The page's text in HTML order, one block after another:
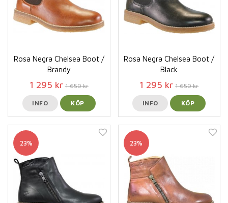
Rosa Negra Chelsea Boot /
Brandy
1 295 kr 1 650 kr
INFO KÖP
Rosa Negra Chelsea Boot /
Black
1 295 kr 1 650 kr
INFO KÖP
23% 23%